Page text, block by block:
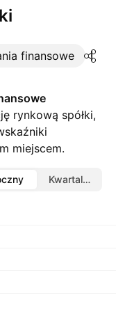
finansowe
rynkową spółki,
miejscem.
Kwartalny